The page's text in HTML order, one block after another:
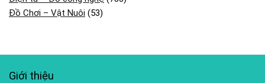
Đồ Chơi – Vật Nuôi (53)
Giới thiệu